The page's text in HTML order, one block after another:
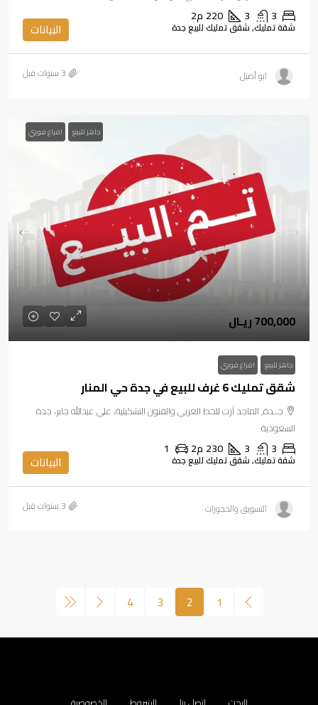
3
3
220 م2
شقة تمليك, شقق تمليك للبيع جدة البيانات
ابو أصيل
جاهز للبيع افراغ فوري
700,000 ريـال
جاهز للبيع افراغ فوري
شقق تمليك 6 غرف للبيع في جدة حي المنار
جــدة, الماجد آرت للخط العربي والفنون التشكيلية، علي عبدالله جابر، جدة
السعودية
3
3
230 م2 1
شقة تمليك, شقق تمليك للبيع جدة البيانات
التسويق والحجوزات
1
2
3
4